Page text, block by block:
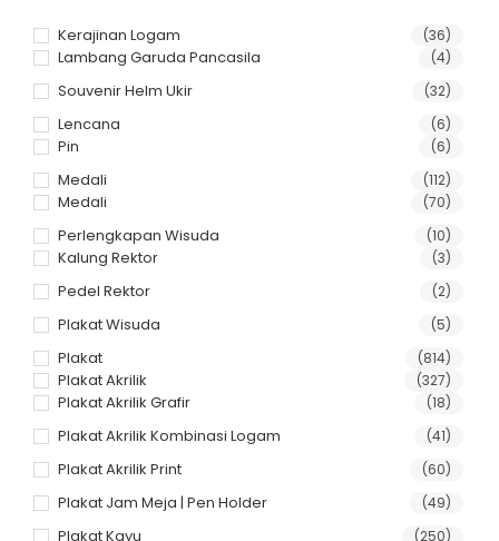
Kerajinan Logam (36)
Lambang Garuda Pancasila (4)
Souvenir Helm Ukir (32)
Lencana (6)
Pin (6)
Medali (112)
Medali (70)
Perlengkapan Wisuda (10)
Kalung Rektor (3)
Pedel Rektor (2)
Plakat Wisuda (5)
Plakat (814)
Plakat Akrilik (327)
Plakat Akrilik Grafir (18)
Plakat Akrilik Kombinasi Logam (41)
Plakat Akrilik Print (60)
Plakat Jam Meja | Pen Holder (49)
Plakat Kayu (250)